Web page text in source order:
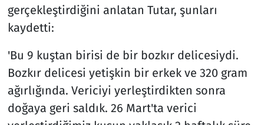
gerçekleştirdiğini anlatan Tutar, şunları
kaydetti:
'Bu 9 kuştan birisi de bir bozkır delicesiydi.
Bozkır delicesi yetişkin bir erkek ve 320 gram
ağırlığında. Vericiyi yerleştirdikten sonra
doğaya geri saldık. 26 Mart'ta verici